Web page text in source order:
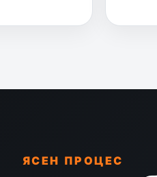
ЯСЕН ПРОЦЕС